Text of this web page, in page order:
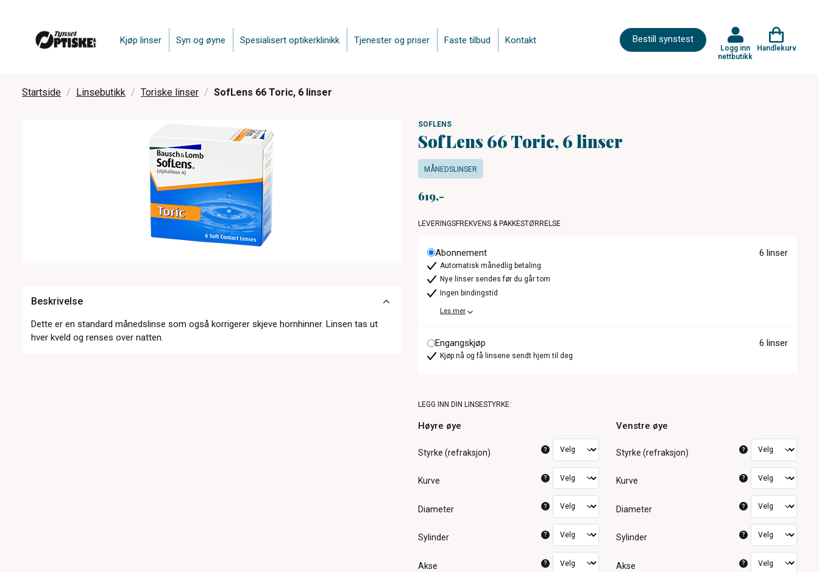
Bestill synstest
Kjøp linser Syn og øyne Spesialisert optikerklinikk Tjenester og priser Faste tilbud Kontakt
Logg inn
nettbutikk
Handlekurv
Startside Linsebutikk Toriske linser SofLens 66 Toric, 6 linser
Beskrivelse
Dette er en standard månedslinse som også korrigerer skjeve hornhinner. Linsen tas ut
hver kveld og renses over natten.
SOFLENS
SofLens 66 Toric, 6 linser
MÅNEDSLINSER
619
LEVERINGSFREKVENS & PAKKESTØRRELSE
Abonnement 6 linser
Automatisk månedlig betaling
Nye linser sendes før du går tom
Ingen bindingstid
Les mer
Engangskjøp 6 linser
Kjøp nå og få linsene sendt hjem til deg
LEGG INN DIN LINSESTYRKE:
Høyre øye
Styrke (refraksjon) ?
Kurve ?
Diameter ?
Sylinder ?
Akse ?
Venstre øye
Styrke (refraksjon) ?
Kurve ?
Diameter ?
Sylinder ?
Akse ?